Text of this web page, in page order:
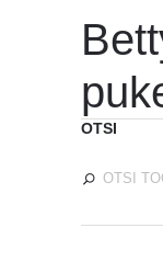
OTSI